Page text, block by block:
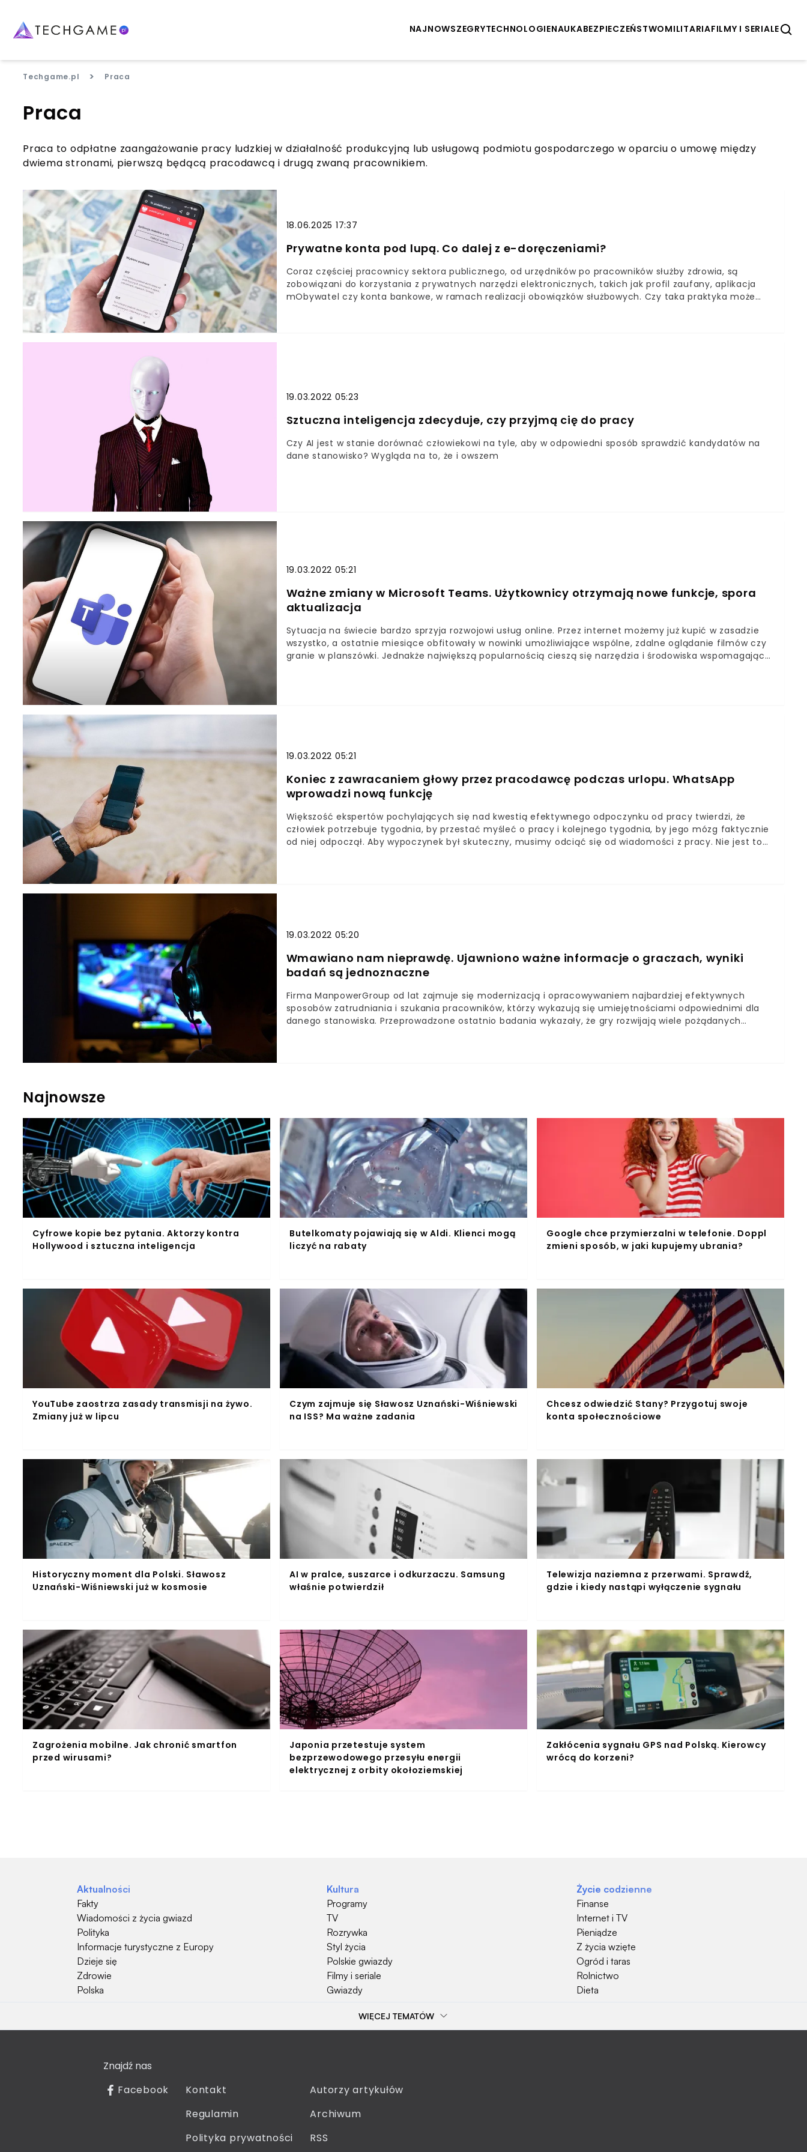
NAJNOWSZEGRYTECHNOLOGIENAUKABEZPIECZEŃSTWOMILITARIAFILMY I SERIALE
Techgame.pl > Praca
Praca
Praca to odpłatne zaangażowanie pracy ludzkiej w działalność produkcyjną lub usługową podmiotu gospodarczego w oparciu o umowę między
dwiema stronami, pierwszą będącą pracodawcą i drugą zwaną pracownikiem.
18.06.2025 17:37
Prywatne konta pod lupą. Co dalej z e-doręczeniami?
Coraz częściej pracownicy sektora publicznego, od urzędników po pracowników służby zdrowia, są
zobowiązani do korzystania z prywatnych narzędzi elektronicznych, takich jak profil zaufany, aplikacja
mObywatel czy konta bankowe, w ramach realizacji obowiązków służbowych. Czy taka praktyka może
19.03.2022 05:23
Sztuczna inteligencja zdecyduje, czy przyjmą cię do pracy
Czy AI jest w stanie dorównać człowiekowi na tyle, aby w odpowiedni sposób sprawdzić kandydatów na
dane stanowisko? Wygląda na to, że i owszem
19.03.2022 05:21
Ważne zmiany w Microsoft Teams. Użytkownicy otrzymają nowe funkcje, spora
aktualizacja
Sytuacja na świecie bardzo sprzyja rozwojowi usług online. Przez internet możemy już kupić w zasadzie
wszystko, a ostatnie miesiące obfitowały w nowinki umożliwiające wspólne, zdalne oglądanie filmów czy
granie w planszówki. Jednakże największą popularnością cieszą się narzędzia i środowiska wspomagające
19.03.2022 05:21
Koniec z zawracaniem głowy przez pracodawcę podczas urlopu. WhatsApp
wprowadzi nową funkcję
Większość ekspertów pochylających się nad kwestią efektywnego odpoczynku od pracy twierdzi, że
człowiek potrzebuje tygodnia, by przestać myśleć o pracy i kolejnego tygodnia, by jego mózg faktycznie
od niej odpoczął. Aby wypoczynek był skuteczny, musimy odciąć się od wiadomości z pracy. Nie jest to
19.03.2022 05:20
Wmawiano nam nieprawdę. Ujawniono ważne informacje o graczach, wyniki
badań są jednoznaczne
Firma ManpowerGroup od lat zajmuje się modernizacją i opracowywaniem najbardziej efektywnych
sposobów zatrudniania i szukania pracowników, którzy wykazują się umiejętnościami odpowiednimi dla
danego stanowiska. Przeprowadzone ostatnio badania wykazały, że gry rozwijają wiele pożądanych
Najnowsze
Cyfrowe kopie bez pytania. Aktorzy kontra
Hollywood i sztuczna inteligencja
Butelkomaty pojawiają się w Aldi. Klienci mogą
liczyć na rabaty
Google chce przymierzalni w telefonie. Doppl
zmieni sposób, w jaki kupujemy ubrania?
YouTube zaostrza zasady transmisji na żywo.
Zmiany już w lipcu
Czym zajmuje się Sławosz Uznański-Wiśniewski
na ISS? Ma ważne zadania
Chcesz odwiedzić Stany? Przygotuj swoje
konta społecznościowe
Historyczny moment dla Polski. Sławosz
Uznański-Wiśniewski już w kosmosie
AI w pralce, suszarce i odkurzaczu. Samsung
właśnie potwierdził
Telewizja naziemna z przerwami. Sprawdź,
gdzie i kiedy nastąpi wyłączenie sygnału
Zagrożenia mobilne. Jak chronić smartfon
przed wirusami?
Japonia przetestuje system
bezprzewodowego przesyłu energii
elektrycznej z orbity okołoziemskiej
Zakłócenia sygnału GPS nad Polską. Kierowcy
wrócą do korzeni?
Aktualności
Fakty
Wiadomości z życia gwiazd
Polityka
Informacje turystyczne z Europy
Dzieje się
Zdrowie
Polska
Kultura
Programy
TV
Rozrywka
Styl życia
Polskie gwiazdy
Filmy i seriale
Gwiazdy
Życie codzienne
Finanse
Internet i TV
Pieniądze
Z życia wzięte
Ogród i taras
Rolnictwo
Dieta
Hobby
Rośliny
Technologia
Popularne tematy
Emerytura
Dzieci
Moda
WIĘCEJ TEMATÓW
Znajdź nas
Facebook
Kontakt
Regulamin
Polityka prywatności
Autorzy artykułów
Archiwum
RSS